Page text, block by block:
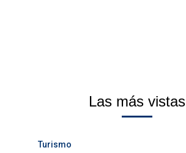
Las más vistas
Turismo